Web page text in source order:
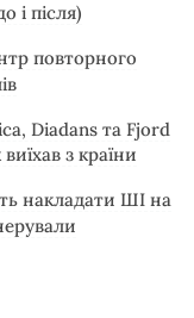
і після)
повторного
Diadans та Fjord
з країни
накладати ШІ на